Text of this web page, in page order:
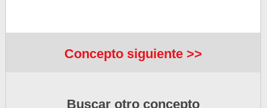
Concepto siguiente >>
Buscar otro concepto